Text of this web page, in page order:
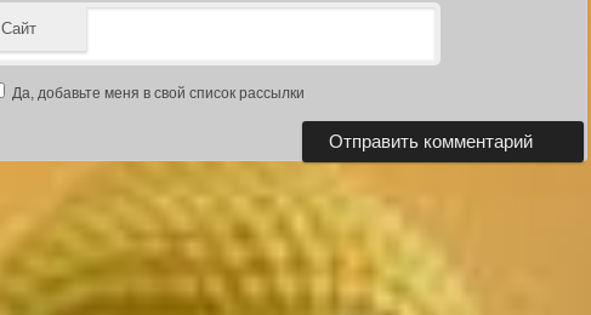
Сайт
Да, добавьте меня в свой список рассылки